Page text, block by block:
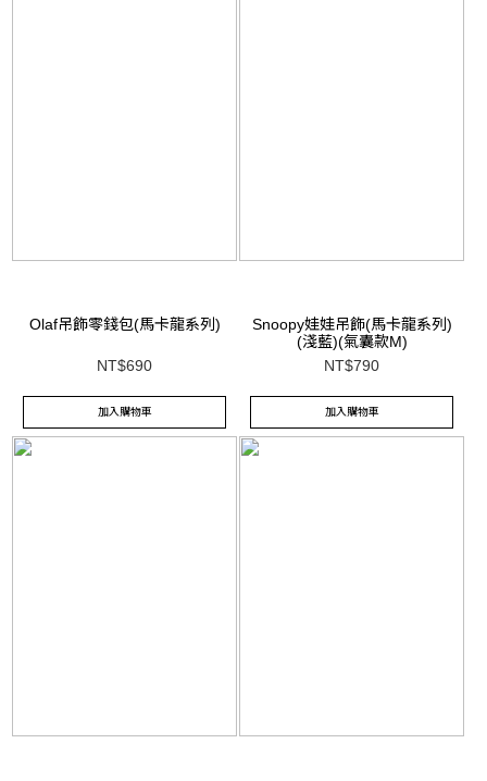
Olaf吊飾零錢包(馬卡龍系列)
NT$690
加入購物車
Snoopy娃娃吊飾(馬卡龍系列)
(淺藍)(氣囊款M)
NT$790
加入購物車